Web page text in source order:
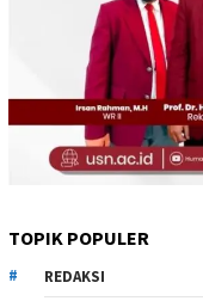
TOPIK POPULER
REDAKSI